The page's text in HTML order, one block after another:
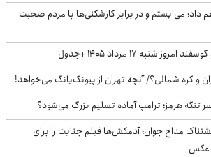
داد؛ می‌ایستم و در برابر کارشکنی‌ها با مردم صحبت
شنبه ۱۷ مرداد ۱۴۰۵ +جدول
و کره شمالی؟/ آنچه تهران از پیونگ‌یانگ می‌خواهد!
تنگه هرمز؛ ترامپ آماده تسلیم بزرگ می‌شود؟
مداح جوان؛ آدمکش‌ها فیلم جنایت را برای
+عکس